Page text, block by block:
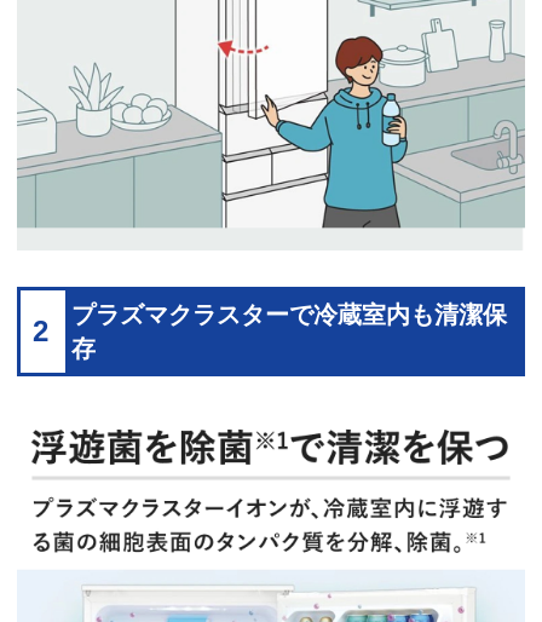
2
プラズマクラスターで冷蔵室内も清潔保
存